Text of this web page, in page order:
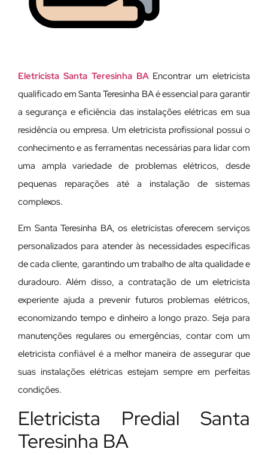
Eletricista Santa Teresinha BAEncontrar um eletricista
qualificado em Santa Teresinha BA é essencial para garantir
a segurança e eficiência das instalações elétricas em sua
residência ou empresa. Um eletricista profissional possui o
conhecimento e as ferramentas necessárias para lidar com
uma ampla variedade de problemas elétricos, desde
pequenas reparações até a instalação de sistemas
complexos.
Em Santa Teresinha BA, os eletricistas oferecem serviços
personalizados para atender às necessidades específicas
de cada cliente, garantindo um trabalho de alta qualidade e
duradouro. Além disso, a contratação de um eletricista
experiente ajuda a prevenir futuros problemas elétricos,
economizando tempo e dinheiro a longo prazo. Seja para
manutenções regulares ou emergências, contar com um
eletricista confiável é a melhor maneira de assegurar que
suas instalações elétricas estejam sempre em perfeitas
condições.
Eletricista Predial Santa
Teresinha BA